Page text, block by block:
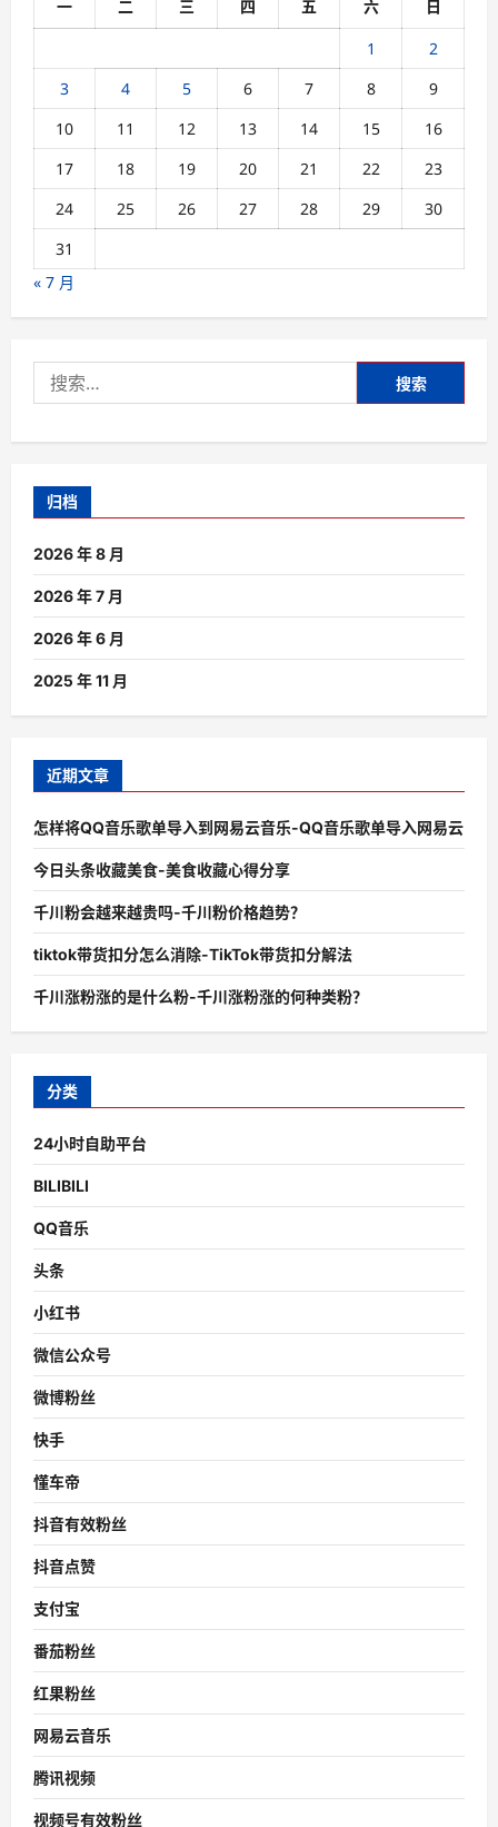
o
n
一
二 三 四 五 六
日
1
2
3
4 5 6 7 8
9
10
11 12 13 14 15
16
17
18 19 20 21 22
23
24
25 26 27 28 29
30
31
« 7 月
索：
归档
2026 年 8 月
2026 年 7 月
2026 年 6 月
2025 年 11 月
近期文章
怎样将QQ音乐歌单导入到网易云音乐-QQ音乐歌单导入网易云
今日头条收藏美食-美食收藏心得分享
千川粉会越来越贵吗-千川粉价格趋势？
tiktok带货扣分怎么消除-TikTok带货扣分解法
千川涨粉涨的是什么粉-千川涨粉涨的何种类粉？
分类
24小时自助平台
BILIBILI
QQ音乐
头条
小红书
微信公众号
微博粉丝
快手
懂车帝
抖音有效粉丝
抖音点赞
支付宝
番茄粉丝
红果粉丝
网易云音乐
腾讯视频
视频号有效粉丝